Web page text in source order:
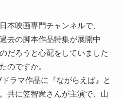
本映画専門チャンネルで、
去の脚本作品特集が展開中
だろうと心配をしていました
のですか。
ラマ作品に『ながらえば』と
共に笠智衆さんが主演で、山